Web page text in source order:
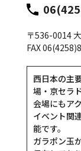
〒536-0014
FAX
西日本の主
場・京セラ
会場にもア
イベント関
能です。
ガラポン玉